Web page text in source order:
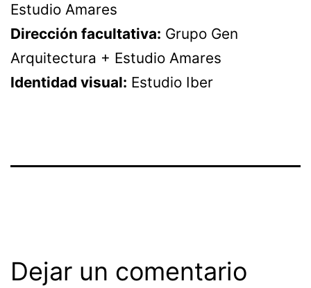
Estudio Amares
Dirección facultativa: Grupo Gen
Arquitectura + Estudio Amares
Identidad visual: Estudio Iber
Dejar un comentario